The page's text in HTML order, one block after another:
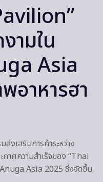
ามใน
Asia
อาหารฮา
งเสริมการค้าระหว่าง
าศความสำเร็จของ “Thai
Asia 2025 ซึ่งจัดขึ้น